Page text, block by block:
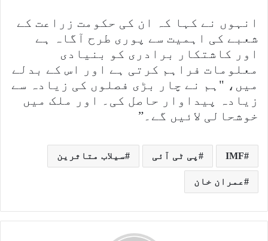
انہوں نے کہا کہ ان کی حکومت زراعت کے
شعبے کی اہمیت سے پوری طرح آگاہ ہے
اور کاشتکار برادری کو بنیادی
معلومات فراہم کرتی ہے اور اس کے بدلے
میں، "ہم نے چار بڑی فصلوں کی زیادہ سے
زیادہ پیداوار حاصل کی۔ اور ملک میں
خوشحالی لائیں گے۔”
IMF پی ٹی آئی سیلاب متاثرین
عمران خان